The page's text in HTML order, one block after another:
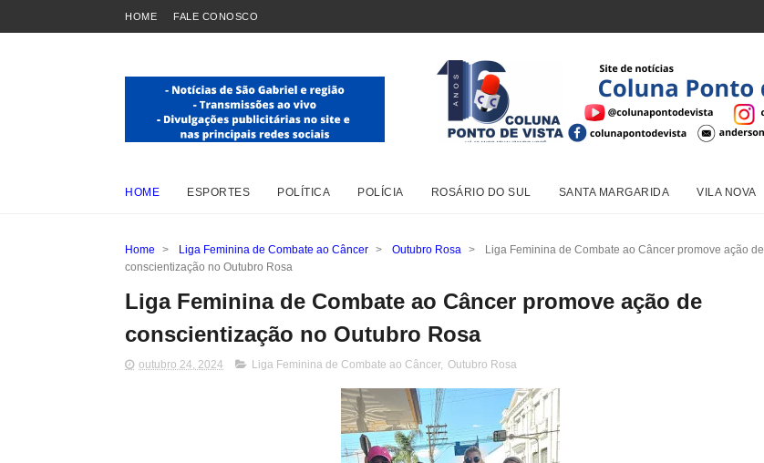
HOME FALE CONOSCO
HOME ESPORTES POLÍTICA POLÍCIA ROSÁRIO DO SUL SANTA MARGARIDA VILA NOVA
Home > Liga Feminina de Combate ao Câncer > Outubro Rosa >
Liga Feminina de Combate ao Câncer promove ação de
conscientização no Outubro Rosa
Liga Feminina de Combate ao Câncer promove ação de
conscientização no Outubro Rosa
outubro 24, 2024 Liga Feminina de Combate ao Câncer, Outubro Rosa